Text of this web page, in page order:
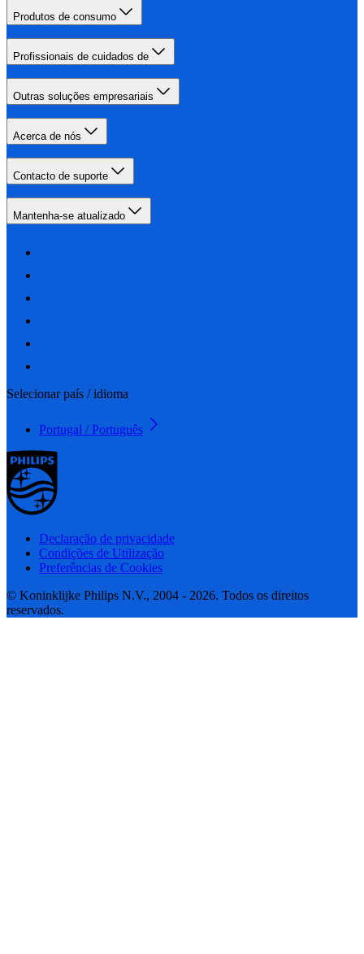
Produtos de consumo
Profissionais de cuidados de
Outras soluções empresariais
Acerca de nós
Contacto de suporte
Mantenha-se atualizado
Selecionar país / idioma
Portugal / Português
Declaração de privacidade
Condições de Utilização
Preferências de Cookies
© Koninklijke Philips N.V., 2004 - 2026. Todos os direitos
reservados.